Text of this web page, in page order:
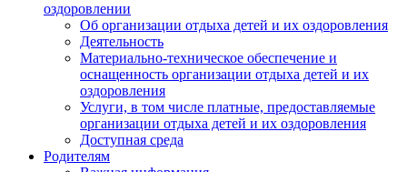
оздоровлении
Об организации отдыха детей и их оздоровления
Деятельность
Материально-техническое обеспечение и
оснащенность организации отдыха детей и их
оздоровления
Услуги, в том числе платные, предоставляемые
организации отдыха детей и их оздоровления
Доступная среда
Родителям